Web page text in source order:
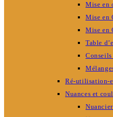
Mise en
Mise en
Mise en
Table
Ré-utilisation-
Nuances et